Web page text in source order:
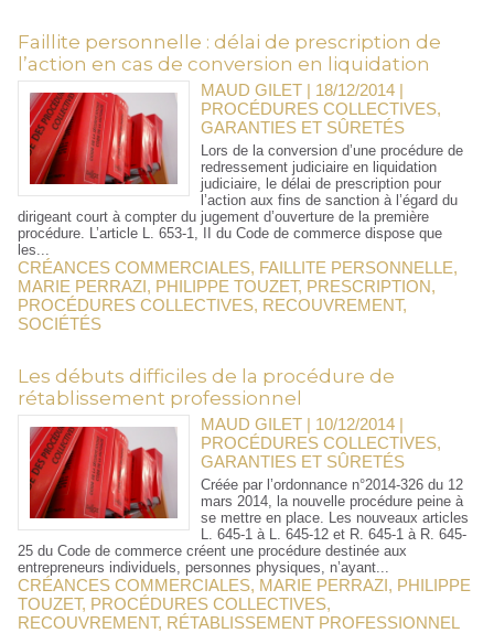
Faillite personnelle : délai de prescription de
l’action en cas de conversion en liquidation
MAUD GILET | 18/12/2014 |
PROCÉDURES COLLECTIVES,
GARANTIES ET SÛRETÉS
Lors de la conversion d’une procédure de
redressement judiciaire en liquidation
judiciaire, le délai de prescription pour
l’action aux fins de sanction à l’égard du
dirigeant court à compter du jugement d’ouverture de la première
procédure. L’article L. 653-1, II du Code de commerce dispose que
les...
CRÉANCES COMMERCIALES, FAILLITE PERSONNELLE,
MARIE PERRAZI, PHILIPPE TOUZET, PRESCRIPTION,
PROCÉDURES COLLECTIVES, RECOUVREMENT,
SOCIÉTÉS
Les débuts difficiles de la procédure de
rétablissement professionnel
MAUD GILET | 10/12/2014 |
PROCÉDURES COLLECTIVES,
GARANTIES ET SÛRETÉS
Créée par l’ordonnance n°2014-326 du 12
mars 2014, la nouvelle procédure peine à
se mettre en place. Les nouveaux articles
L. 645-1 à L. 645-12 et R. 645-1 à R. 645-
25 du Code de commerce créent une procédure destinée aux
entrepreneurs individuels, personnes physiques, n’ayant...
CRÉANCES COMMERCIALES, MARIE PERRAZI, PHILIPPE
TOUZET, PROCÉDURES COLLECTIVES,
RECOUVREMENT, RÉTABLISSEMENT PROFESSIONNEL